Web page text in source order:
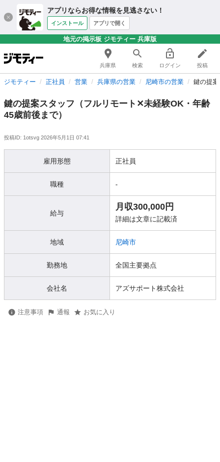
アプリならお得な情報を見逃さない！
インストール アプリで開く
地元の掲示板 ジモティー 兵庫版
兵庫県 検索 ログイン 投稿
ジモティー 正社員 営業 兵庫県の営業 尼崎市の営業 鍵の提
鍵の提案スタッフ（フルリモート✕未経験OK・年齢
45歳前後まで）
投稿ID: 1otsvg 2026年5月1日 07:41
雇用形態 正社員
職種 -
給与
月収300,000円
詳細は文章に記載済
地域 尼崎市
勤務地 全国主要拠点
会社名 アズサポート株式会社
注意事項 通報 お気に入り